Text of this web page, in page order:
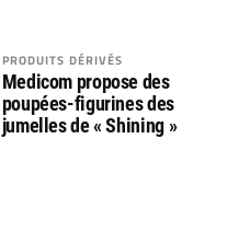
PRODUITS DÉRIVÉS
Medicom propose des
poupées-figurines des
jumelles de « Shining »